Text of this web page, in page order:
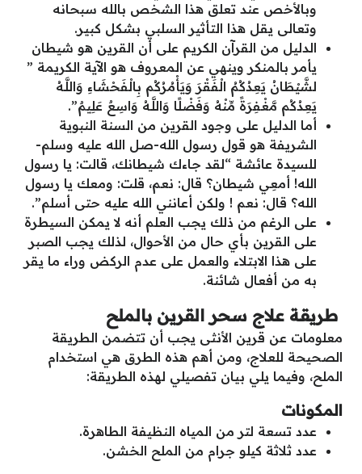
وبالأخص عند تعلق هذا الشخص بالله سبحانه
وتعالى يقل هذا التأثير السلبي بشكل كبير.
الدليل من القرآن الكريم على أن القرين هو شيطان
يأمر بالمنكر وينهي عن المعروف هو الآية الكريمة ”
لشَّيْطَانُ يَعِدُكُمُ الْفَقْرَ وَيَأْمُرُكُم بِالْفَحْشَاءِ وَاللَّـهُ
يَعِدُكُم مَّغْفِرَةً مِّنْهُ وَفَضْلًا وَاللَّـهُ وَاسِعٌ عَلِيمٌ”.
أما الدليل على وجود القرين من السنة النبوية
الشريفة هو قول رسول الله-صل الله عليه وسلم-
للسيدة عائشة “لقد جاءك شيطانك، قالت: يا رسول
الله! أمعِي شيطان؟ قال: نعم، قلت: ومعك يا رسول
الله؟ قال: نعم ! ولكن أعانني الله عليه حتى أسلم”.
على الرغم من ذلك يجب العلم أنه لا يمكن السيطرة
على القرين بأي حال من الأحوال، لذلك يجب الصبر
على هذا الابتلاء والعمل على عدم الركض وراء ما يقر
به من أفعال شائنة.
طريقة علاج سحر القرين بالملح
معلومات عن قرين الأنثى يجب أن تتضمن الطريقة
الصحيحة للعلاج، ومن أهم هذه الطرق هي استخدام
الملح، وفيما يلي بيان تفصيلي لهذه الطريقة:
المكونات
عدد تسعة لتر من المياه النظيفة الطاهرة.
عدد ثلاثة كيلو جرام من الملح الخشن.